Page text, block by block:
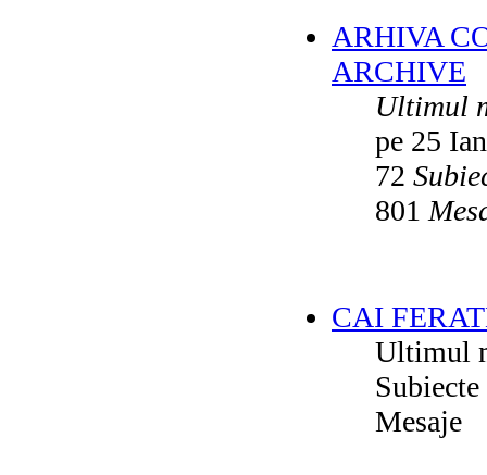
ARHIVA
ARCHIVE
Ultimul
pe 25
72
801
CAI
Ultimul
Subiecte
Mesaje